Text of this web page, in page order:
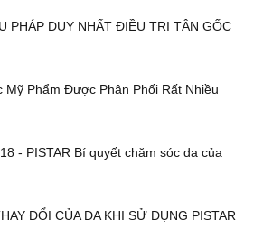
PHÁP DUY NHẤT ĐIỀU TRỊ TẬN GỐC
Mỹ Phẩm Được Phân Phối Rất Nhiều
- PISTAR Bí quyết chăm sóc da của
ĐỔI CỦA DA KHI SỬ DỤNG PISTAR